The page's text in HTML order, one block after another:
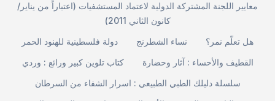
معايير اللجنة المشتركة الدولية لاعتماد المستشفيات (اعتباراً من يناير/
كانون الثاني 2011)
دولة فلسطينية للهنود الحمر
نساء الشطرنج
هل تعلّم نمر؟
كتاب تلوين كبير ورائع : وردي
القطيف والأحساء : آثار وحضارة
سلسلة دليلك الطبي الطبيعي : اسرار الشفاء من السرطان